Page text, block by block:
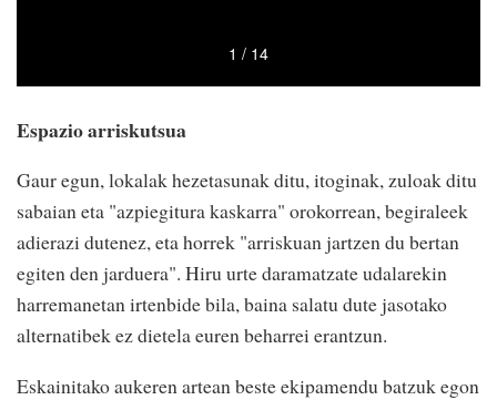
Espazio arriskutsua
Gaur egun, lokalak hezetasunak ditu, itoginak, zuloak ditu
sabaian eta "azpiegitura kaskarra" orokorrean, begiraleek
adierazi dutenez, eta horrek "arriskuan jartzen du bertan
egiten den jarduera". Hiru urte daramatzate udalarekin
harremanetan irtenbide bila, baina salatu dute jasotako
alternatibek ez dietela euren beharrei erantzun.
Eskainitako aukeren artean beste ekipamendu batzuk egon